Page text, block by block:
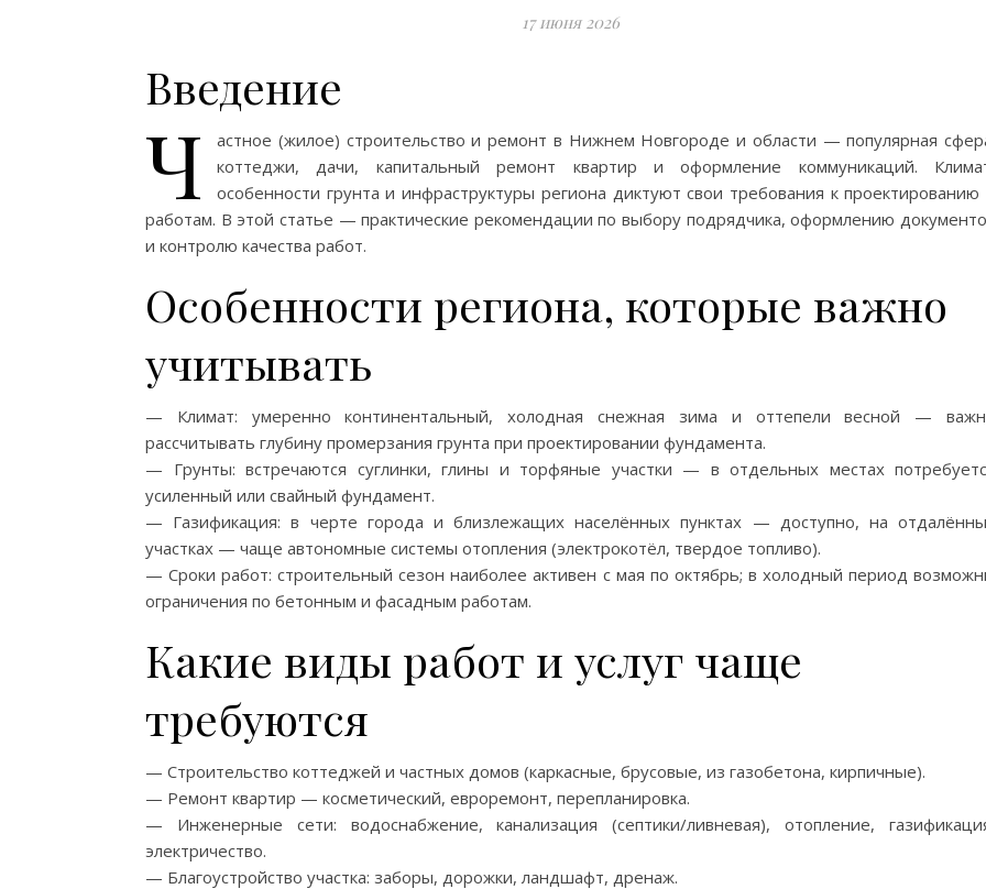
17 июня 2026
Введение
Ч
астное (жилое) строительство и ремонт в Нижнем Новгороде и области — популярная
коттеджи, дачи, капитальный ремонт квартир и оформление коммуникаций.
особенности грунта и инфраструктуры региона диктуют свои требования к проектированию
работам. В этой статье — практические рекомендации по выбору подрядчика, оформлению
и контролю качества работ.
Особенности региона, которые важно
учитывать
— Климат: умеренно континентальный, холодная снежная зима и оттепели весной —
рассчитывать глубину промерзания грунта при проектировании фундамента.
— Грунты: встречаются суглинки, глины и торфяные участки — в отдельных местах
усиленный или свайный фундамент.
— Газификация: в черте города и близлежащих населённых пунктах — доступно, на
участках — чаще автономные системы отопления (электрокотёл, твердое топливо).
— Сроки работ: строительный сезон наиболее активен с мая по октябрь; в холодный период
ограничения по бетонным и фасадным работам.
Какие виды работ и услуг чаще
требуются
— Строительство коттеджей и частных домов (каркасные, брусовые, из газобетона, кирпичные).
— Ремонт квартир — косметический, евроремонт, перепланировка.
— Инженерные сети: водоснабжение, канализация (септики/ливневая), отопление,
электричество.
— Благоустройство участка: заборы, дорожки, ландшафт, дренаж.